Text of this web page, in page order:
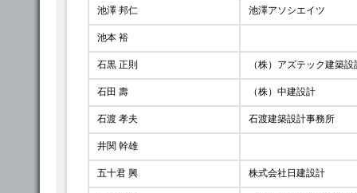
池澤 邦仁 池澤アソシエイツ
池本 裕
石黒 正則 （株）アズテック建築
石田 壽 （株）中建設計
石渡 孝夫 石渡建築設計事務所
井関 幹雄
五十君 興 株式会社日建設計